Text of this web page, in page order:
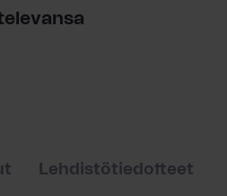
Lehdistötiedotteet